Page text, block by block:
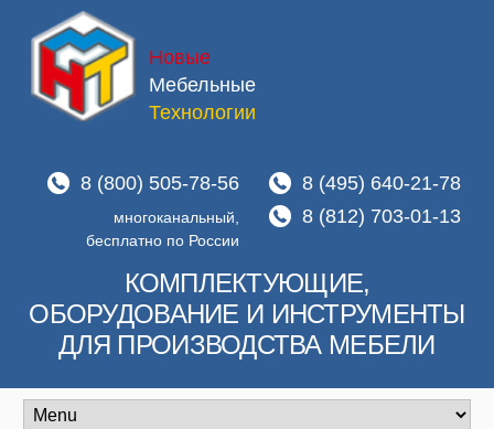
Новые
Мебельные
Технологии
8 (800) 505-78-56
многоканальный,
бесплатно по России
8 (495) 640-21-78
8 (812) 703-01-13
КОМПЛЕКТУЮЩИЕ,
ОБОРУДОВАНИЕ И ИНСТРУМЕНТЫ
ДЛЯ ПРОИЗВОДСТВА МЕБЕЛИ